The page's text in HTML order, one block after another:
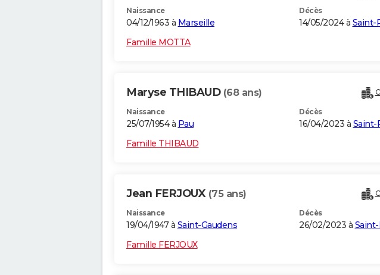
Naissance
04/12/1963 à Marseille
Décès
14/05/2024 à Saint-
Famille MOTTA
Maryse THIBAUD (68 ans)
Naissance
25/07/1954 à Pau
Décès
16/04/2023 à Saint-
Famille THIBAUD
Jean FERJOUX (75 ans)
Naissance
19/04/1947 à Saint-Gaudens
Décès
26/02/2023 à
Famille FERJOUX